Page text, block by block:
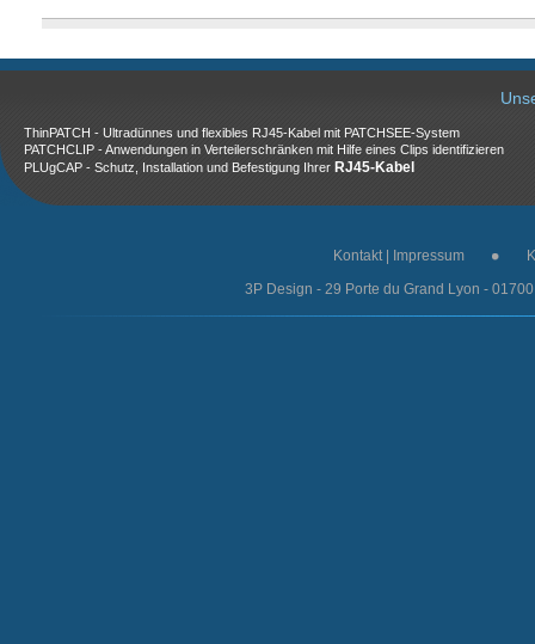
ThinPATCH - Ultradünnes und flexibles RJ45-Kabel mit PATCHSEE-System
PATCHCLIP - Anwendungen in Verteilerschränken mit Hilfe eines Clips identifizieren
PLUgCAP - Schutz, Installation und Befestigung Ihrer RJ45-Kabel
Kontakt| Impressum
3P Design - 29 Porte du Grand Lyon -